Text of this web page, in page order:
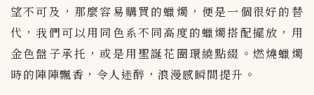
望不可及，那麼容易購買的蠟燭，便是一個很好的替
代，我們可以用同色系不同高度的蠟燭搭配擺放，用
金色盤子承托，或是用聖誕花圈環繞點綴。燃燒蠟燭
時的陣陣飄香，令人迷醉，浪漫感瞬間提升。